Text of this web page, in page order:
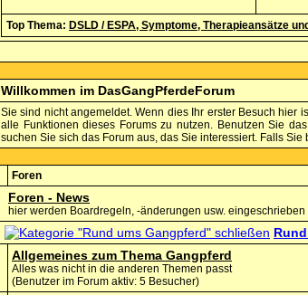
Top Thema: DSLD / ESPA, Symptome, Therapieansätze
Willkommen im DasGangPferdeForum
Sie sind nicht angemeldet. Wenn dies Ihr erster Besuch hier
alle Funktionen dieses Forums zu nutzen. Benutzen Sie das
suchen Sie sich das Forum aus, das Sie interessiert. Falls
Foren
Foren - News
hier werden Boardregeln, -änderungen usw. eingeschrieben
Allgemeines zum Thema Gangpferd
Alles was nicht in die anderen Themen passt
(Benutzer im Forum aktiv: 5 Besucher)